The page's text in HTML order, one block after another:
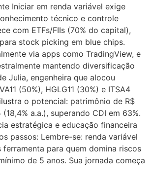
Iniciar em renda variável exige
técnico e controle
com ETFs/FIIs (70% do capital),
stock picking em blue chips.
via apps como TradingView, e
mantendo diversificação
Julia, engenheira que alocou
(50%), HGLG11 (30%) e ITSA4
o potencial: patrimônio de R$
a.a.), superando CDI em 63%.
estratégica e educação financeira
passos: Lembre-se: renda variável
ferramenta para quem domina riscos
de 5 anos. Sua jornada começa